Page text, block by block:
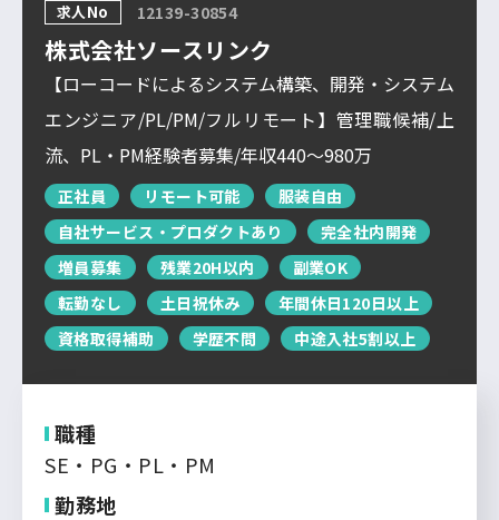
DoITについて
サービス概要 求人特集 よくあるご質問
運営会社について
企業担当者の方へ
お問い合わせ
求人を探す
新着求人一覧
検索履歴はありません。
フルリモート
北海道
東北
関東
北信越
東海
関西
中国・四国
九州・沖縄
求人No 12139-30854
株式会社ソースリンク
【ローコードによるシステム構築、開発・システム
エンジニア/PL/PM/フルリモート】管理職候補/上
流、PL・PM経験者募集/年収440～980万
正社員 リモート可能
服装自由
自社サービス・プロダクトあり
完全社内開発
増員募集
残業20H以内
副業OK
転勤なし
土日祝休み
年間休日120日以上
資格取得補助
学歴不問 中途入社5割以上
職種
SE・PG・PL・PM
勤務地